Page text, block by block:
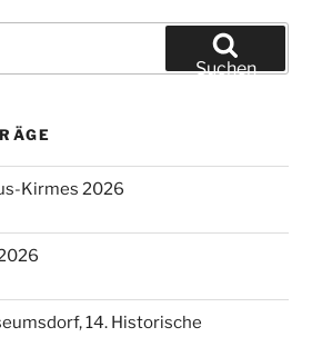
Suchen
Kirmes 2026
14. Historische